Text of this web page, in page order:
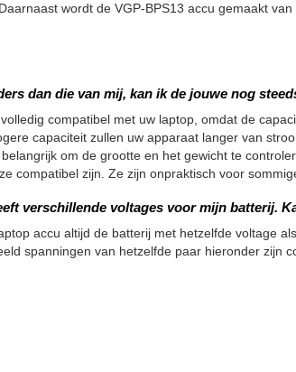
wordt de VGP-BPS13 accu gemaakt
dan die van mij, kan ik de jouwe nog
compatibel met uw laptop, omdat de
capaciteit zullen uw apparaat langer van
om de grootte en het gewicht te
compatibel zijn. Ze zijn onpraktisch voor
verschillende voltages voor mijn batterij.
accu altijd de batterij met hetzelfde voltage
spanningen van hetzelfde paar hieronder zijn